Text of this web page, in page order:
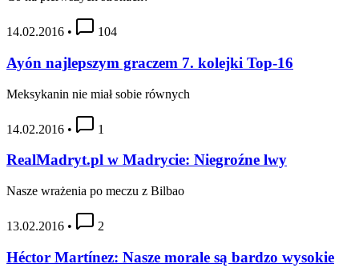
14.02.2016 • 104
Ayón najlepszym graczem 7. kolejki Top-16
Meksykanin nie miał sobie równych
14.02.2016 • 1
RealMadryt.pl w Madrycie: Niegroźne lwy
Nasze wrażenia po meczu z Bilbao
13.02.2016 • 2
Héctor Martínez: Nasze morale są bardzo wysokie